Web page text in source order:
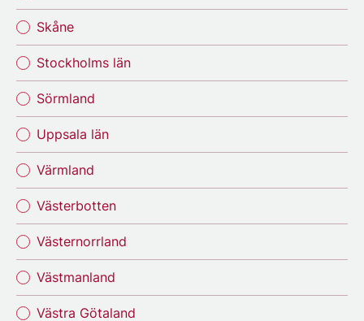
Skåne
Stockholms län
Sörmland
Uppsala län
Värmland
Västerbotten
Västernorrland
Västmanland
Västra Götaland